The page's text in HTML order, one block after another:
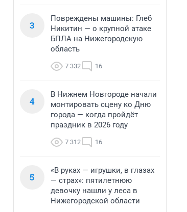
3
Повреждены машины: Глеб
Никитин — о крупной атаке
БПЛА на Нижегородскую
область
7 332 16
4
В Нижнем Новгороде начали
монтировать сцену ко Дню
города — когда пройдёт
праздник в 2026 году
7 312 16
5
«В руках — игрушки, в глазах
— страх»: пятилетнюю
девочку нашли у леса в
Нижегородской области